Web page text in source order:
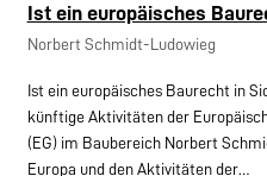
Ist ein europäisches
Norbert Schmidt-Ludowieg
Ist ein europäisches Baurecht in
künftige Aktivitäten der
(EG) im Baubereich Norbert
Europa und den Aktivitäten der…